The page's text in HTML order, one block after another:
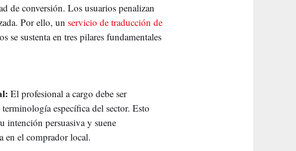
de conversión. Los usuarios penalizan
Por ello, un servicio de traducción de
se sustenta en tres pilares fundamentales
El profesional a cargo debe ser
específica del sector. Esto
intención persuasiva y suene
en el comprador local.